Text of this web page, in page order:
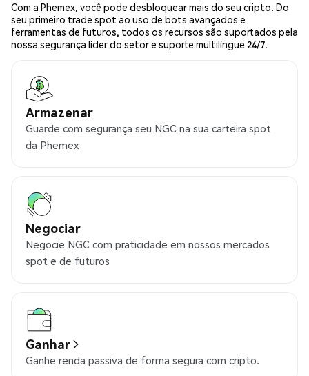
Com a Phemex, você pode desbloquear mais do seu cripto. Do
seu primeiro trade spot ao uso de bots avançados e
ferramentas de futuros, todos os recursos são suportados pela
nossa segurança líder do setor e suporte multilíngue 24/7.
Armazenar
Guarde com segurança seu NGC na sua carteira spot
da Phemex
Negociar
Negocie NGC com praticidade em nossos mercados
spot e de futuros
Ganhar
Ganhe renda passiva de forma segura com cripto.